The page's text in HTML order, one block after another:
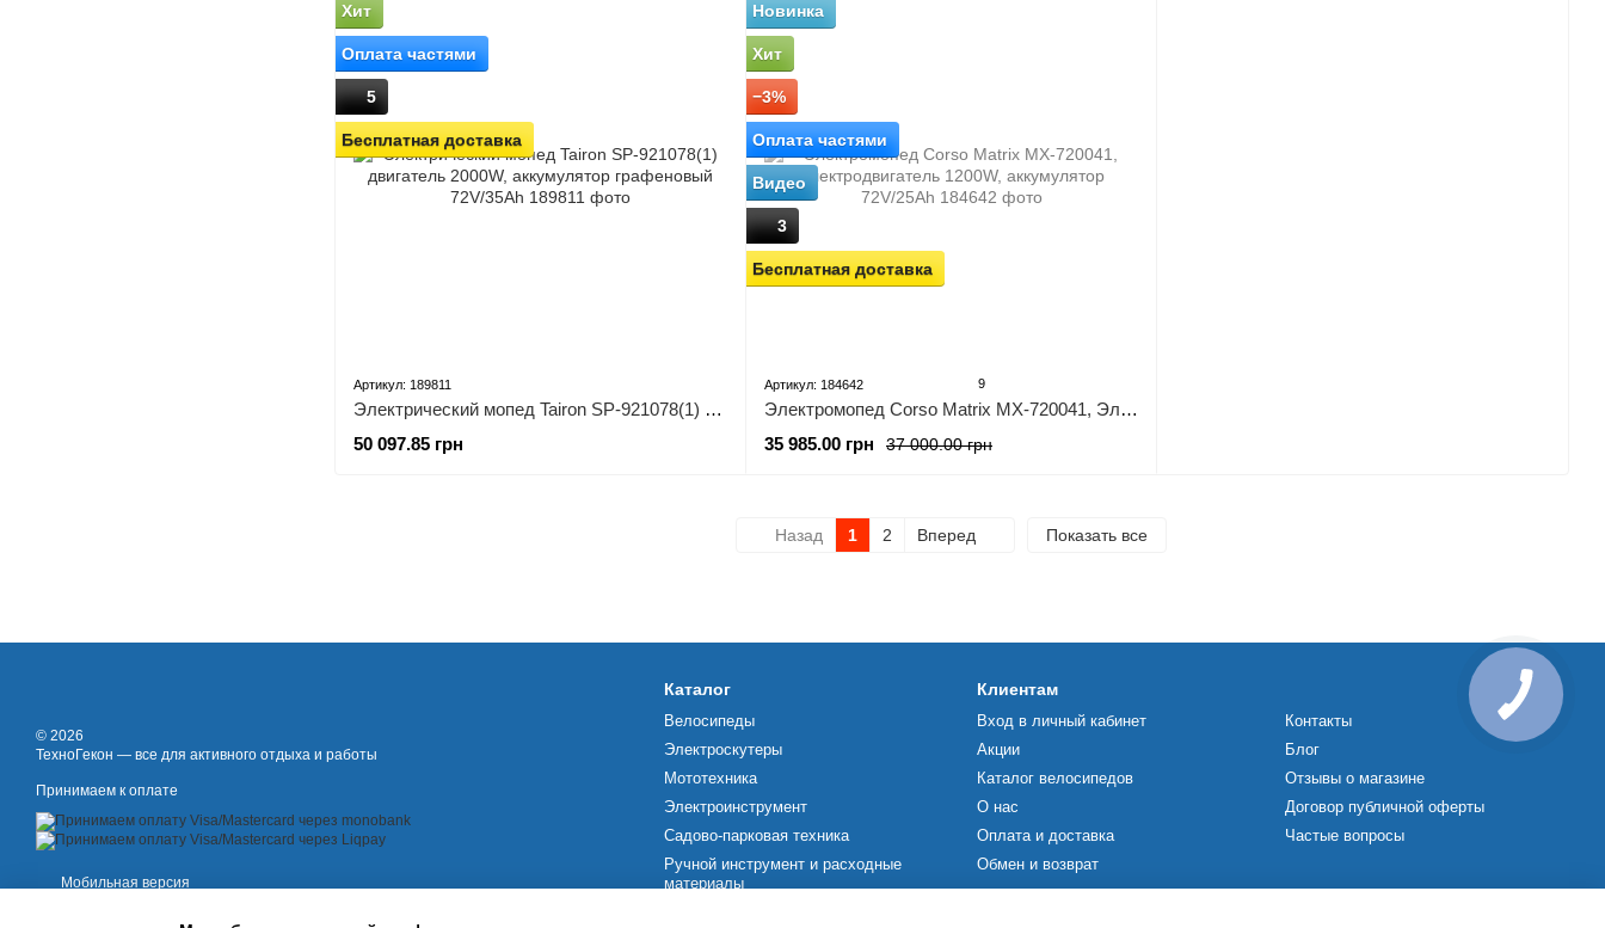
Хит
Оплата частями
5
Бесплатная доставка
Артикул: 189811
Электрический мопед Tairon SP-921078(1) двигатель 2000W, аккумулятор графеновый 72V/35Ah
50 097.85 грн
Новинка
Хит
−3%
Оплата частями
Видео
3
Бесплатная доставка
Артикул: 184642 9
Электромопед Corso Matrix MX-720041, Электродвигатель 1200W, аккумулятор 72V/25Ah
37 000.00 грн
35 985.00 грн
Назад 1 2 Вперед Показать все
© 2026
ТехноГекон — все для активного отдыха и работы
Принимаем к оплате
Мобильная версия
Каталог
Велосипеды
Электроскутеры
Мототехника
Электроинструмент
Садово-парковая техника
Ручной инструмент и расходные
материалы
Клиентам
Вход в личный кабинет
Акции
Каталог велосипедов
О нас
Оплата и доставка
Обмен и возврат
Контакты
Блог
Отзывы о магазине
Договор публичной оферты
Частые вопросы